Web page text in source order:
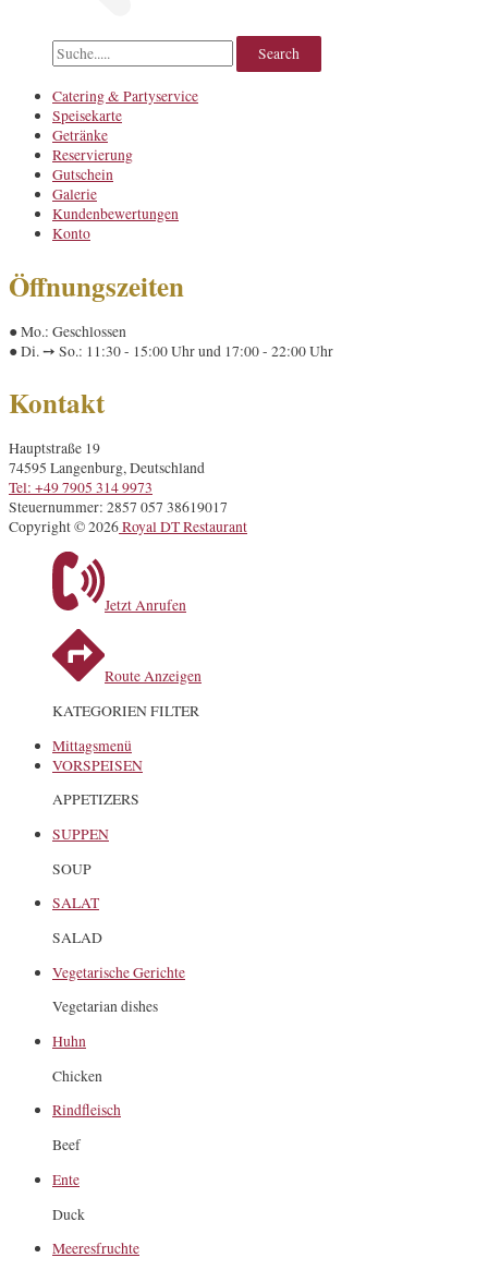
Catering & Partyservice
Speisekarte
Getränke
Reservierung
Gutschein
Galerie
Kundenbewertungen
Konto
Öffnungszeiten
● Mo.: Geschlossen
● Di. ➙ So.: 11:30 - 15:00 Uhr und 17:00 - 22:00 Uhr
Kontakt
Hauptstraße 19
74595 Langenburg, Deutschland
Tel: +49 7905 314 9973
Steuernummer: 2857 057 38619017
Copyright © 2026Royal DT Restaurant
Jetzt Anrufen
Route Anzeigen
KATEGORIEN FILTER
Mittagsmenü
VORSPEISEN
APPETIZERS
SUPPEN
SOUP
SALAT
SALAD
Vegetarische Gerichte
Vegetarian dishes
Huhn
Chicken
Rindfleisch
Beef
Ente
Duck
Meeresfruchte